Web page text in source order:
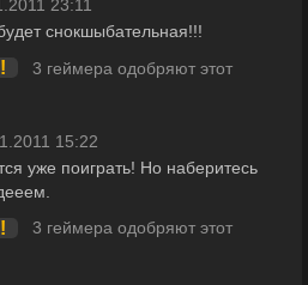
23:11
снокшыбательная!!!
3 геймера одобряют этот
15:22
уже поиграть! Но наберитесь
3 геймера одобряют этот